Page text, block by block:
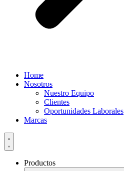
Home
Nosotros
Nuestro Equipo
Clientes
Oportunidades Laborales
Marcas
Productos